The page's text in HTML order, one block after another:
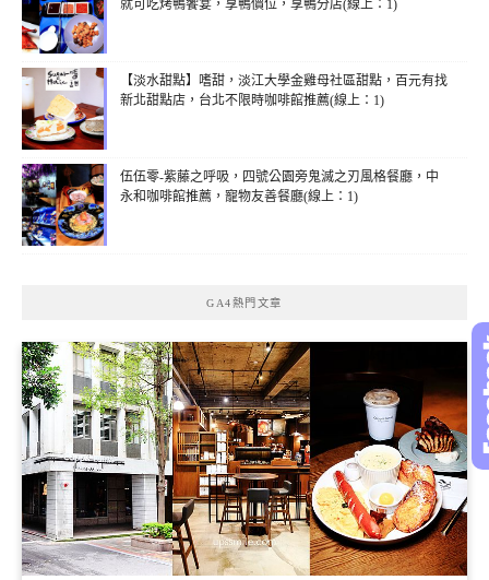
就可吃烤鴨饗宴，享鴨價位，享鴨分店(線上：1)
【淡水甜點】嗜甜，淡江大學金雞母社區甜點，百元有找
新北甜點店，台北不限時咖啡館推薦(線上：1)
伍伍零-紫藤之呼吸，四號公園旁鬼滅之刃風格餐廳，中
永和咖啡館推薦，寵物友善餐廳(線上：1)
GA4熱門文章